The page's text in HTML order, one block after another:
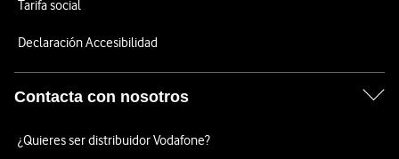
Tarifa social
Declaración Accesibilidad
Contacta con nosotros
¿Quieres ser distribuidor Vodafone?